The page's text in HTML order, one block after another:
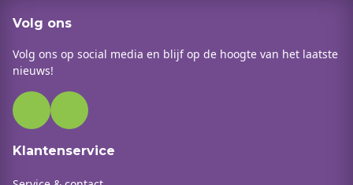
Volg ons
Volg ons op social media en blijf op de hoogte van het laatste
nieuws!
Klantenservice